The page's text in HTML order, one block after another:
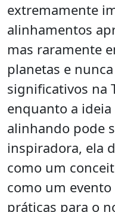
extremamente
alinhamentos
mas raramente
planetas e
significativos na
enquanto a
alinhando pode
inspiradora, ela
como um
como um
práticas para o